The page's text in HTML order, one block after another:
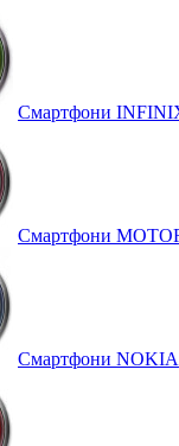
Смартфони
Смартфони
Смартфони NOKIA